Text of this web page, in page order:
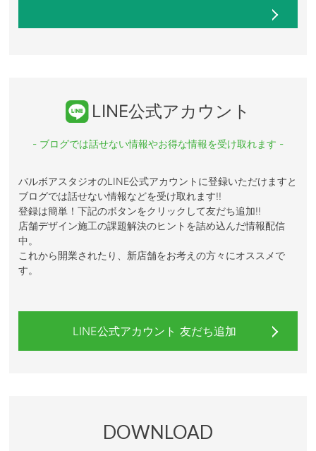
LINE公式アカウント
- ブログでは話せない情報やお得な情報を受け取れます -
バルボアスタジオのLINE公式アカウントに登録いただけますと
ブログでは話せない情報などを受け取れます!!
登録は簡単！下記のボタンをクリックして友だち追加!!
店舗デザイン施工の課題解決のヒントを詰め込んだ情報配信
中。
これから開業されたり、新店舗をお考えの方々にオススメで
す。
LINE公式アカウント 友だち追加
DOWNLOAD